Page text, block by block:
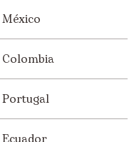
México
Colombia
Portugal